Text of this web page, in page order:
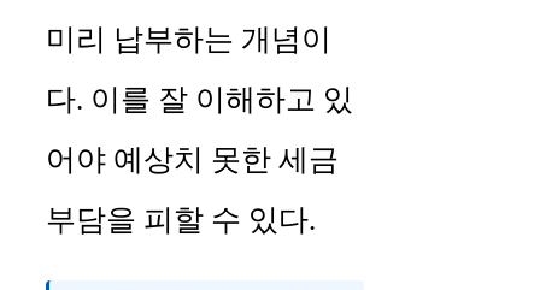
미리 납부하는 개념이
다. 이를 잘 이해하고 있
어야 예상치 못한 세금
부담을 피할 수 있다.